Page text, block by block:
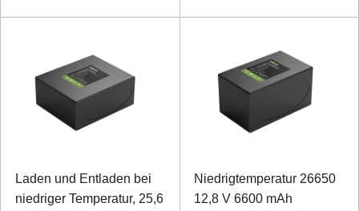
Laden und Entladen bei
niedriger Temperatur, 25,6
Niedrigtemperatur 26650
12,8 V 6600 mAh